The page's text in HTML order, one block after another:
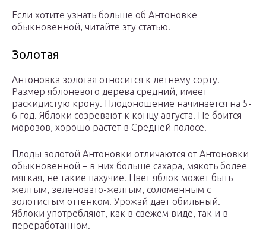
Если хотите узнать больше об Антоновке
обыкновенной, читайте эту статью.
Золотая
Антоновка золотая относится к летнему сорту.
Размер яблоневого дерева средний, имеет
раскидистую крону. Плодоношение начинается на 5-
6 год. Яблоки созревают к концу августа. Не боится
морозов, хорошо растет в Средней полосе.
Плоды золотой Антоновки отличаются от Антоновки
обыкновенной – в них больше сахара, мякоть более
мягкая, не такие пахучие. Цвет яблок может быть
желтым, зеленовато-желтым, соломенным с
золотистым оттенком. Урожай дает обильный.
Яблоки употребляют, как в свежем виде, так и в
переработанном.